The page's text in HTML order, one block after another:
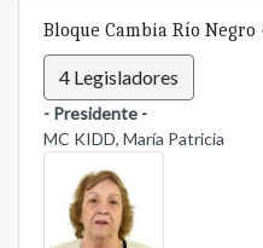
Bloque Cambia Río
4 Legisladores
- Presidente -
MC KIDD, María Patricia